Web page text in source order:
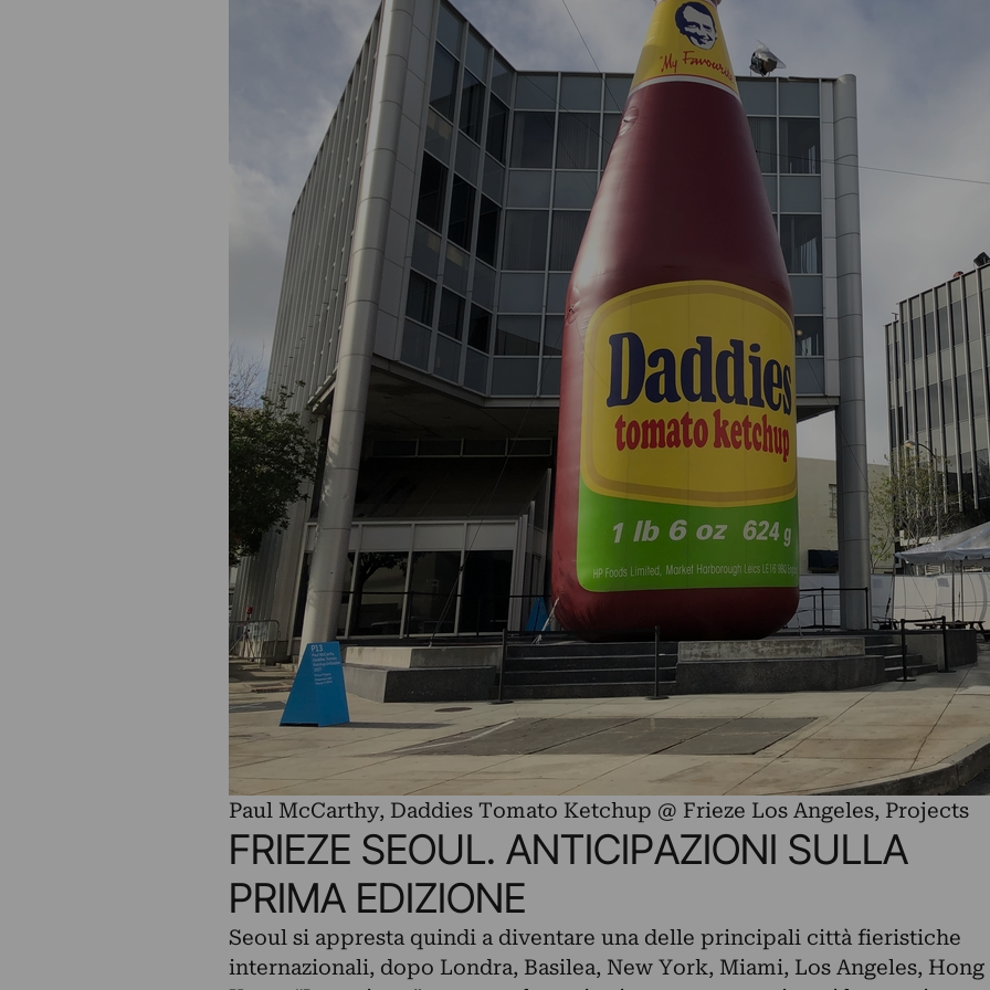
Paul McCarthy, Daddies Tomato Ketchup @ Frieze Los Angeles, Projects
FRIEZE SEOUL. ANTICIPAZIONI SULLA
PRIMA EDIZIONE
Seoul si appresta quindi a diventare una delle principali città fieristiche
internazionali, dopo Londra, Basilea, New York, Miami, Los Angeles, Hong